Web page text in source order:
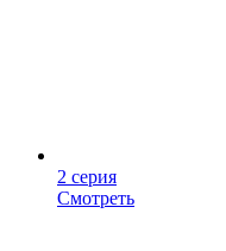
2 серия
Смотреть